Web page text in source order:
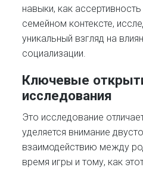
навыки, как
семейном контексте,
уникальный взгляд на
социализации.
Ключевые
исследования
Это исследование
уделяется внимание
взаимодействию между
время игры и тому, как